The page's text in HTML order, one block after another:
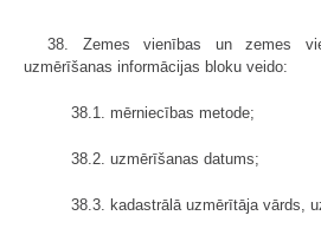
38. Zemes vienības un zemes
uzmērīšanas informācijas bloku veido:
38.1. mērniecības metode;
38.2. uzmērīšanas datums;
38.3. kadastrālā uzmērītāja vārds,